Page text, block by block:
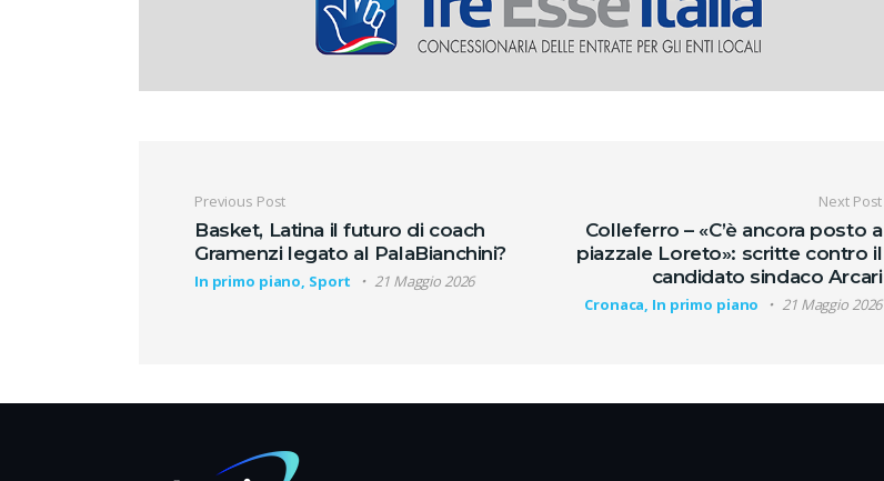
Navigazione articoli
Previous Post
Basket, Latina il futuro di coach
Gramenzi legato al PalaBianchini?
In primo piano, Sport 21 Maggio 2026
Next Post
Colleferro – «C’è ancora posto a
piazzale Loreto»: scritte contro il
candidato sindaco Arcari
Cronaca, In primo piano 21 Maggio 2026